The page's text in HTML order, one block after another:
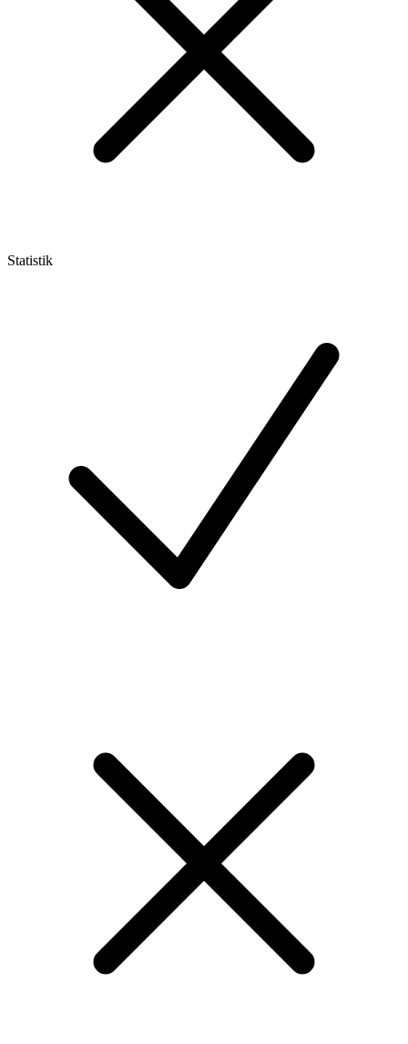
Statistik